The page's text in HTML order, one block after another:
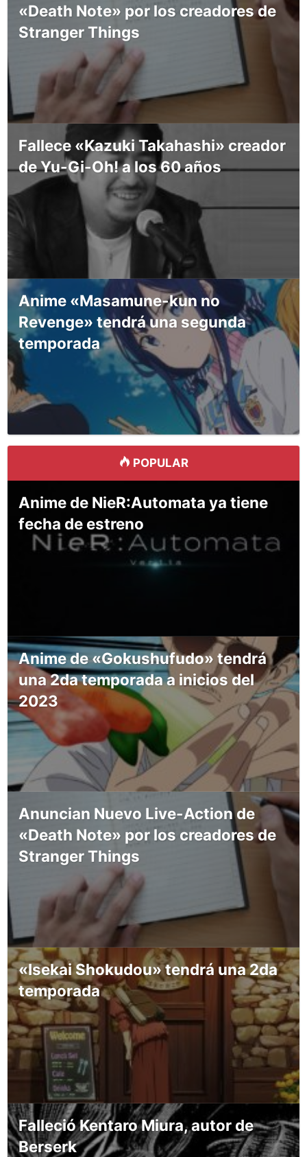
«Death Note» por los creadores de
Stranger Things
Fallece «Kazuki Takahashi» creador
de Yu-Gi-Oh! a los 60 años
Anime «Masamune-kun no
Revenge» tendrá una segunda
temporada
POPULAR
Anime de NieR:Automata ya tiene
fecha de estreno
Anime de «Gokushufudo» tendrá
una 2da temporada a inicios del
2023
Anuncian Nuevo Live-Action de
«Death Note» por los creadores de
Stranger Things
«Isekai Shokudou» tendrá una 2da
temporada
Falleció Kentaro Miura, autor de
Berserk